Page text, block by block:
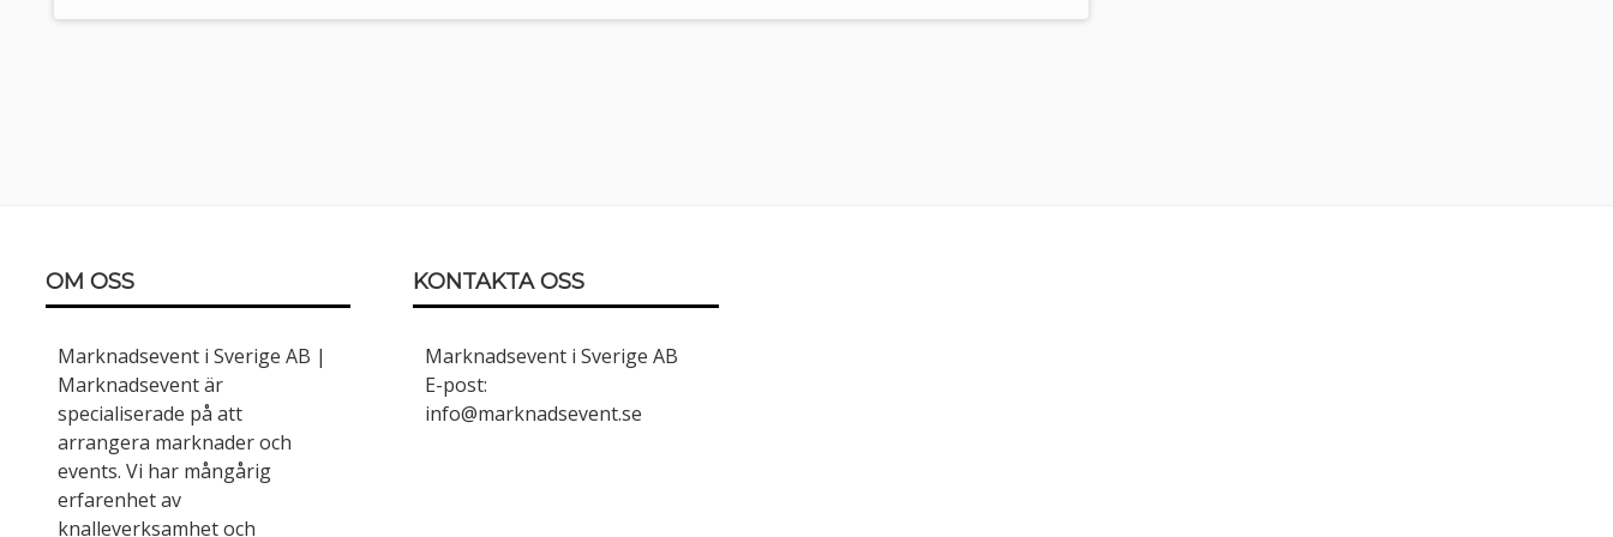
OM OSS
Marknadsevent i Sverige AB |
Marknadsevent är
specialiserade på att
arrangera marknader och
events. Vi har mångårig
erfarenhet av
knalleverksamhet och
KONTAKTA OSS
Marknadsevent i Sverige AB
E-post:
info@marknadsevent.se